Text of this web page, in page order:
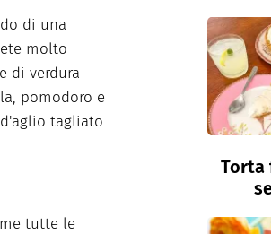
di una
molto
di verdura
pomodoro e
tagliato
tutte le
Torta